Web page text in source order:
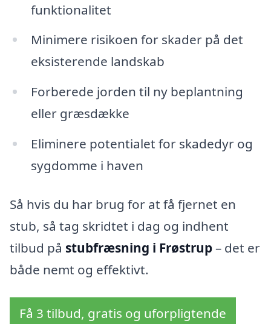
funktionalitet
Minimere risikoen for skader på det
eksisterende landskab
Forberede jorden til ny beplantning
eller græsdække
Eliminere potentialet for skadedyr og
sygdomme i haven
Så hvis du har brug for at få fjernet en
stub, så tag skridtet i dag og indhent
tilbud på stubfræsning i Frøstrup– det er
både nemt og effektivt.
Få 3 tilbud, gratis og uforpligtende